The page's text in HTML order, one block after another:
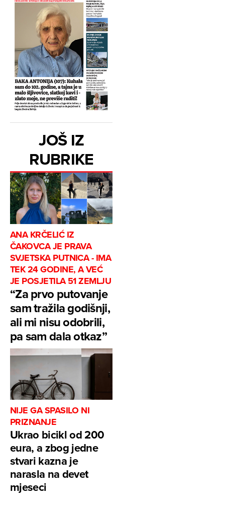
JOŠ IZ
RUBRIKE
ANA KRČELIĆ IZ
ČAKOVCA JE PRAVA
SVJETSKA PUTNICA - IMA
TEK 24 GODINE, A VEĆ
JE POSJETILA 51 ZEMLJU
“Za prvo putovanje
sam tražila godišnji,
ali mi nisu odobrili,
pa sam dala otkaz”
NIJE GA SPASILO NI
PRIZNANJE
Ukrao bicikl od 200
eura, a zbog jedne
stvari kazna je
narasla na devet
mjeseci